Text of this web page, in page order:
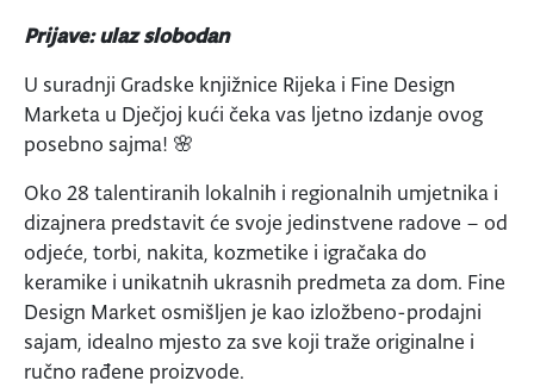
Prijave: ulaz slobodan
U suradnji Gradske knjižnice Rijeka i Fine Design
Marketa u Dječjoj kući čeka vas ljetno izdanje ovog
posebno sajma! 🌸
Oko 28 talentiranih lokalnih i regionalnih umjetnika i
dizajnera predstavit će svoje jedinstvene radove – od
odjeće, torbi, nakita, kozmetike i igračaka do
keramike i unikatnih ukrasnih predmeta za dom. Fine
Design Market osmišljen je kao izložbeno-prodajni
sajam, idealno mjesto za sve koji traže originalne i
ručno rađene proizvode.